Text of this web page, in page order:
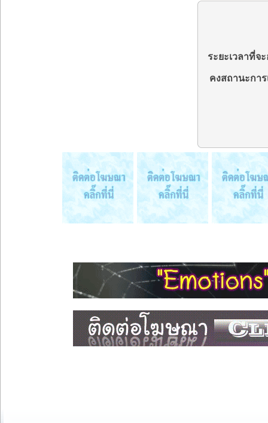
ระยะเวลาที่จ
คงสถานะกา